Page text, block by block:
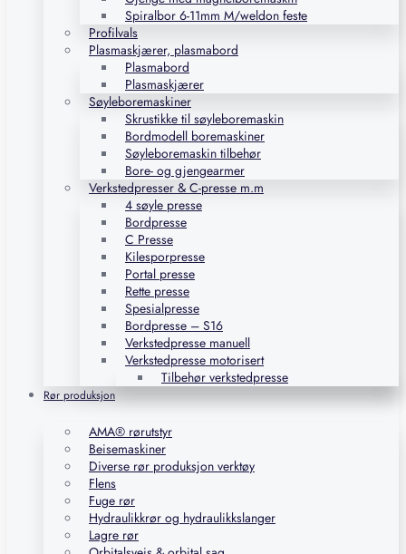
Spiralbor 6-11mm M/weldon feste
Profilvals
Plasmaskjærer, plasmabord
Plasmabord
Plasmaskjærer
Søyleboremaskiner
Skrustikke til søyleboremaskin
Bordmodell boremaskiner
Søyleboremaskin tilbehør
Bore- og gjengearmer
Verkstedpresser & C-presse m.m
4 søyle presse
Bordpresse
C Presse
Kilesporpresse
Portal presse
Rette presse
Spesialpresse
Bordpresse – S16
Verkstedpresse manuell
Verkstedpresse motorisert
Tilbehør verkstedpresse
Rør produksjon
AMA® rørutstyr
Beisemaskiner
Diverse rør produksjon verktøy
Flens
Fuge rør
Hydraulikkrør og hydraulikkslanger
Lagre rør